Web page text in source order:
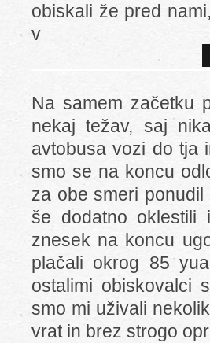
obiskali že pred
v
Na samem začetku
nekaj težav, saj
avtobusa vozi do tja
smo se na koncu
za obe smeri
še dodatno
znesek na koncu
plačali okrog 85
ostalimi obiskovalci
smo mi uživali
vrat in brez strogo